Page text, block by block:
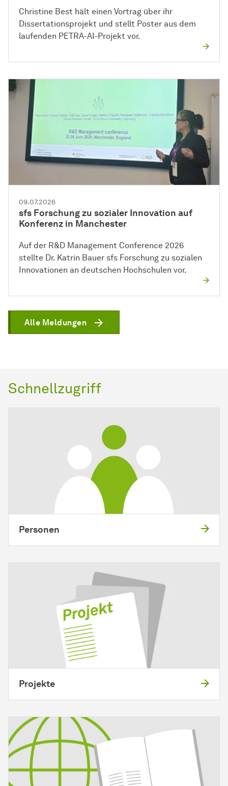
Christine Best hält einen Vortrag über ihr
Dissertationsprojekt und stellt Poster aus dem
laufenden PETRA-AI-Projekt vor.
09.07.2026
sfs Forschung zu sozialer Innovation auf
Konferenz in Manchester
Auf der R&D Management Conference 2026
stellte Dr. Katrin Bauer sfs Forschung zu sozialen
Innovationen an deutschen Hochschulen vor.
Alle Meldungen
Schnellzugriff
Personen
Projekte